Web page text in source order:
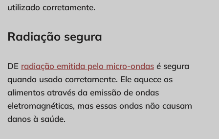
utilizado corretamente.
Radiação segura
DE radiação emitida pelo micro-ondas é segura
quando usado corretamente. Ele aquece os
alimentos através da emissão de ondas
eletromagnéticas, mas essas ondas não causam
danos à saúde.